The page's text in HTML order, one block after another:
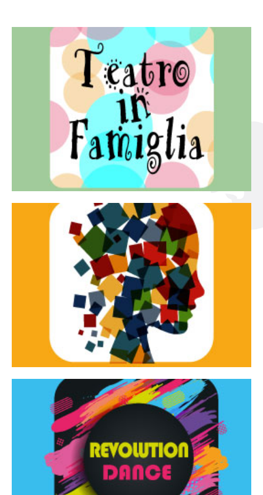
Teatro in famiglia
Teatro In Famiglia è una rassegna di teatro concepita
per far condividere e godere del teatro all’intera
famiglia.
Continua
Tracce dinamiche
Tracce Dinamiche è una rassegna di teatro
d’innovazione e sperimentale.
Continua
Revolution Dance
Rassegna di danza contemporanea – I Edizione